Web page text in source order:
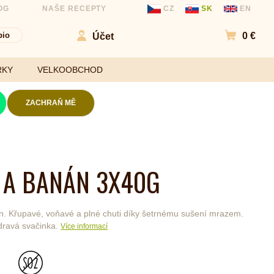
NAŠE RECEPTY CZ SK EN
Účet
Přejít
0 €
kuličky a
Sladidla
ochucovadla
VELKOOBCHOD
ZACHRAŇ MĚ
BANÁN 3X40G
Křupavé, voňavé a plné chuti díky šetrnému sušení mrazem.
svačinka.Více informací